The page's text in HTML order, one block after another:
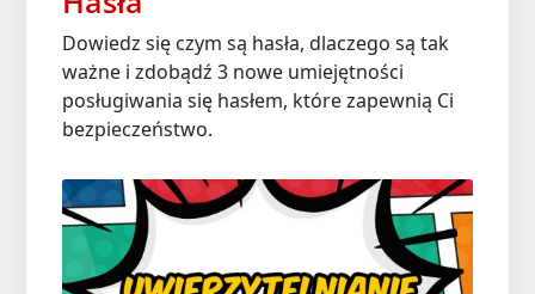
Dowiedz się czym są hasła, dlaczego są tak
ważne i zdobądź 3 nowe umiejętności
posługiwania się hasłem, które zapewnią Ci
bezpieczeństwo.